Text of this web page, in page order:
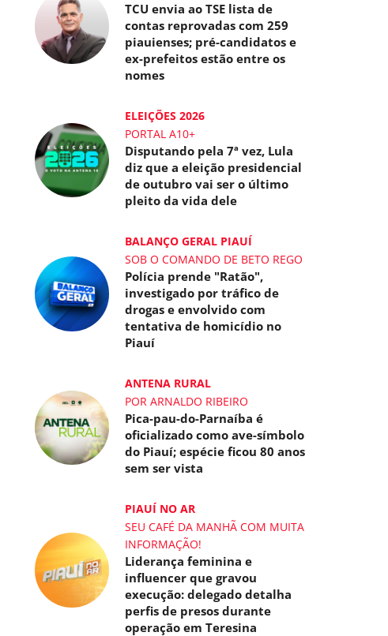
TCU envia ao TSE lista de
contas reprovadas com 259
piauienses; pré-candidatos e
ex-prefeitos estão entre os
nomes
ELEIÇÕES 2026
PORTAL A10+
Disputando pela 7ª vez, Lula
diz que a eleição presidencial
de outubro vai ser o último
pleito da vida dele
BALANÇO GERAL PIAUÍ
SOB O COMANDO DE BETO REGO
Polícia prende "Ratão",
investigado por tráfico de
drogas e envolvido com
tentativa de homicídio no
Piauí
ANTENA RURAL
POR ARNALDO RIBEIRO
Pica-pau-do-Parnaíba é
oficializado como ave-símbolo
do Piauí; espécie ficou 80 anos
sem ser vista
PIAUÍ NO AR
SEU CAFÉ DA MANHÃ COM MUITA
INFORMAÇÃO!
Liderança feminina e
influencer que gravou
execução: delegado detalha
perfis de presos durante
operação em Teresina